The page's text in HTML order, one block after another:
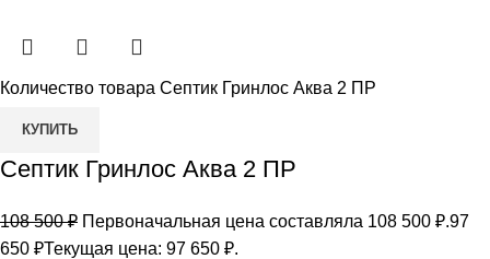
Количество товара Септик Гринлос Аква 2 ПР
КУПИТЬ
Септик Гринлос Аква 2 ПР
108 500₽ Первоначальная цена составляла 108 500 ₽.97
650 ₽Текущая цена: 97 650 ₽.